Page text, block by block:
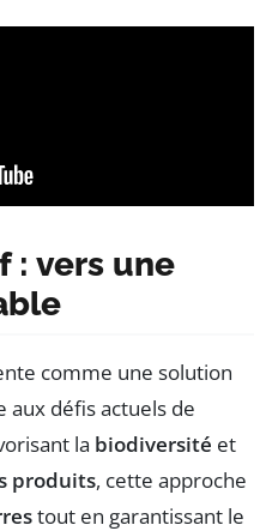
: vers une
comme une solution
défis actuels de
la biodiversité et
produits, cette approche
tout en garantissant le